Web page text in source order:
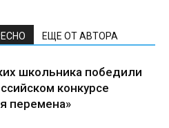
ЕЩЕ ОТ АВТОРА
школьника победили
конкурсе
перемена»